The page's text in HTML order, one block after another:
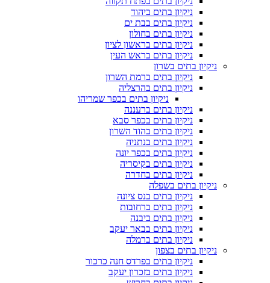
ניקיון בתים ביהוד
ניקיון בתים בבת ים
ניקיון בתים בחולון
ניקיון בתים בראשון לציון
ניקיון בתים בראש העין
ניקיון בתים בשרון
ניקיון בתים ברמת השרון
ניקיון בתים בהרצליה
ניקיון בתים בכפר שמריהו
ניקיון בתים ברעננה
ניקיון בתים בכפר סבא
ניקיון בתים בהוד השרון
ניקיון בתים בנתניה
ניקיון בתים בכפר יונה
ניקיון בתים בקיסריה
ניקיון בתים בחדרה
ניקיון בתים בשפלה
ניקיון בתים בנס ציונה
ניקיון בתים ברחובות
ניקיון בתים ביבנה
ניקיון בתים בבאר יעקב
ניקיון בתים ברמלה
ניקיון בתים בצפון
ניקיון בתים בפרדס חנה כרכור
ניקיון בתים בזכרון יעקב